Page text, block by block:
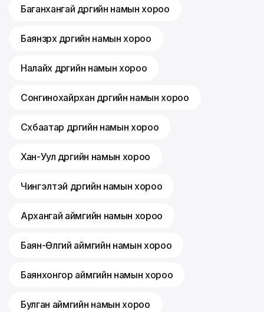
Баганхангай дүүргийн намын хороо
Баянзүрх дүүргийн намын хороо
Налайх дүүргийн намын хороо
Сонгинохайрхан дүүргийн намын хороо
Сүхбаатар дүүргийн намын хороо
Хан-Уул дүүргийн намын хороо
Чингэлтэй дүүргийн намын хороо
Архангай аймгийн намын хороо
Баян-Өлгий аймгийн намын хороо
Баянхонгор аймгийн намын хороо
Булган аймгийн намын хороо